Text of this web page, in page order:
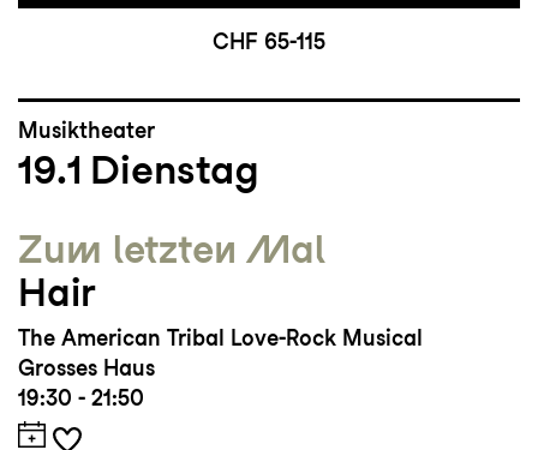
CHF 65-115
Musiktheater
19.1 Dienstag
Zum letzten Mal
Hair
The American Tribal Love-Rock Musical
Grosses Haus
19:30 - 21:50